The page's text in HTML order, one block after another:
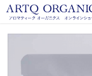
ARTQ
ORGANICS